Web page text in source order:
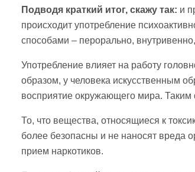
Подводя краткий итог, скажу так: и
происходит употребление
способами – перорально,
Употребление влияет на работу
образом, у человека искусственным
восприятие окружающего мира. Таким
То, что вещества, относящиеся к
более безопасны и не наносят вреда
прием наркотиков.